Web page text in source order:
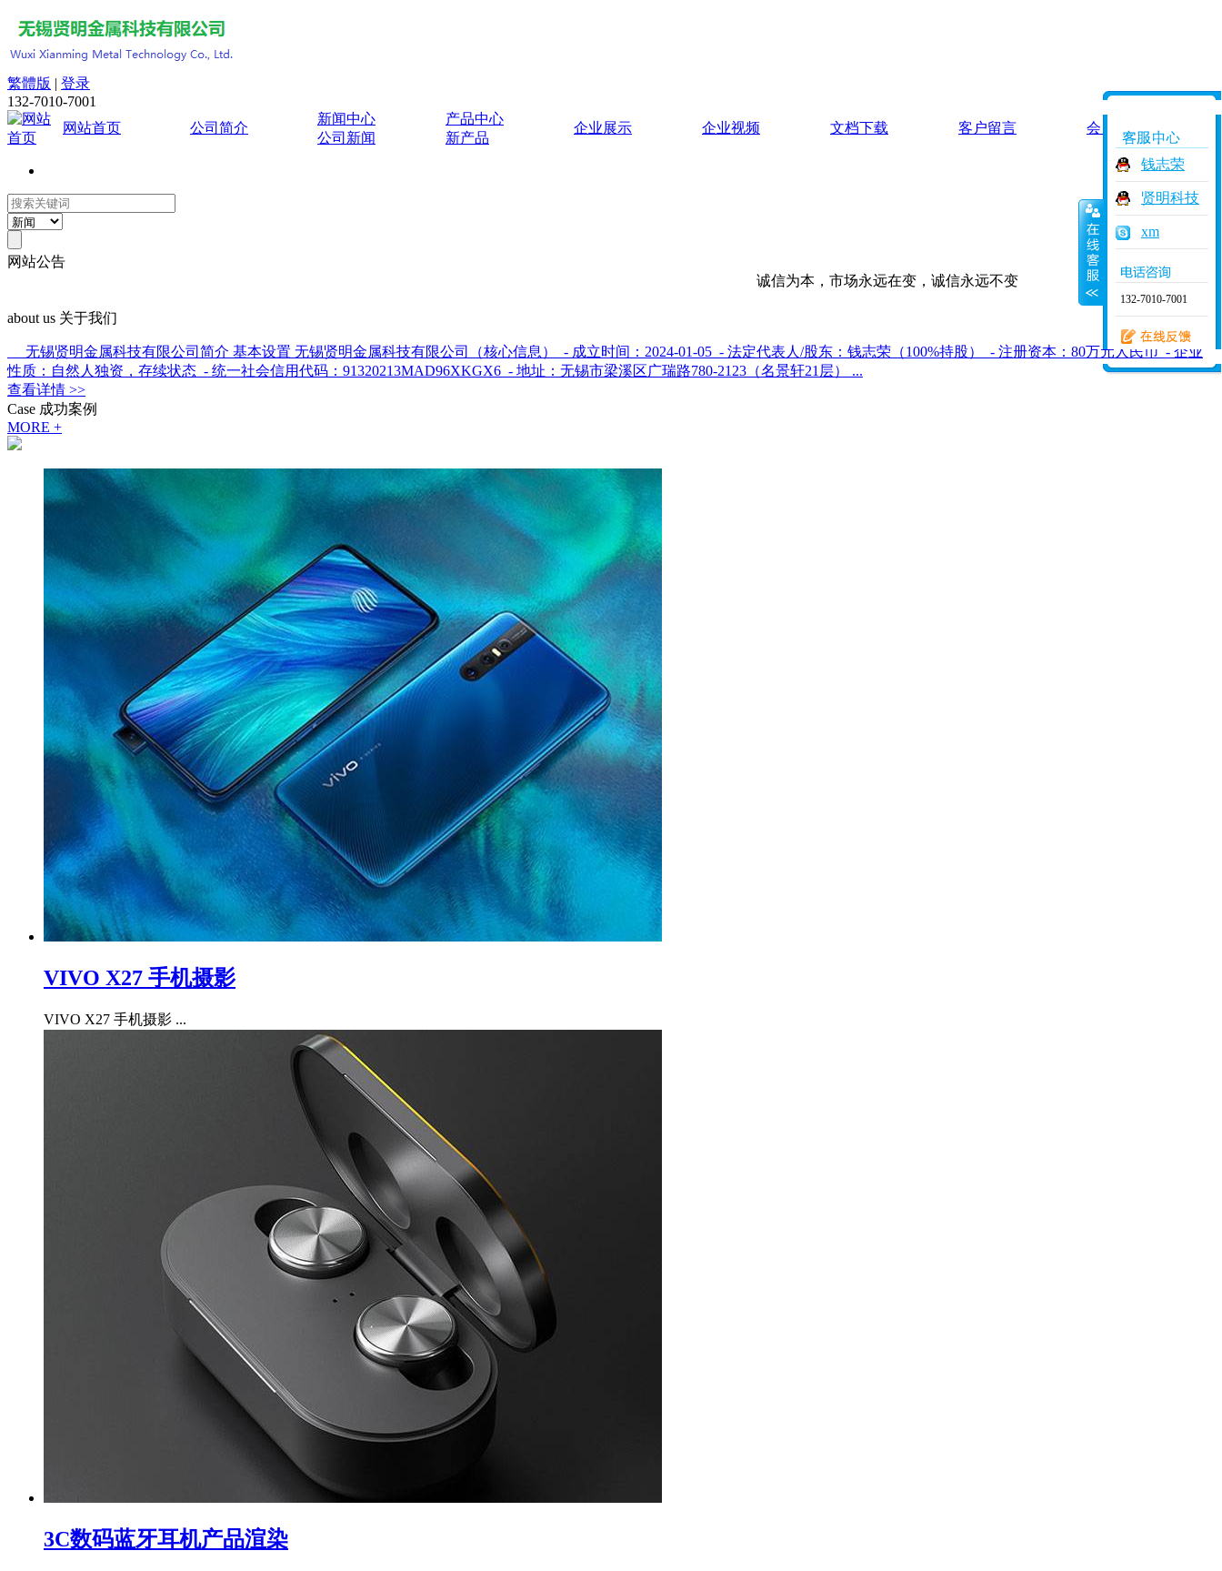
繁體版 | 登录
132-7010-7001
网站首页
公司简介
新闻中心
公司新闻
产品中心
新产品
企业展示 企业视频 文档下载 客户留言 会员中心
网站公告
诚信为本，市场永远在变，诚信永远不变
about us 关于我们
无锡贤明金属科技有限公司简介 基本设置 无锡贤明金属科技有限公司（核心信息） - 成立时间：2024-01-05 - 法定代表人/股东：钱志荣（100%持股） - 注册资本：80万元人民币 - 企业
性质：自然人独资，存续状态 - 统一社会信用代码：91320213MAD96XKGX6 - 地址：无锡市梁溪区广瑞路780-2123（名景轩21层） ...
查看详情 >>
Case 成功案例
MORE +
VIVO X27 手机摄影
VIVO X27 手机摄影 ...
3C数码蓝牙耳机产品渲染
钱志荣
贤明科技
xm
132-7010-7001